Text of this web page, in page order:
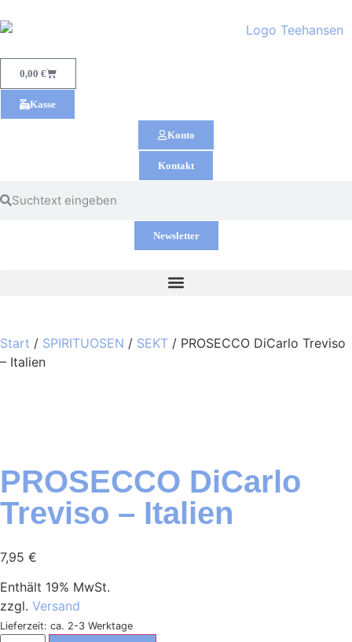
0,00 €
Kasse
Konto
Kontakt
Newsletter
Start / SPIRITUOSEN / SEKT / PROSECCO DiCarlo Treviso
– Italien
PROSECCO DiCarlo
Treviso – Italien
7,95 €
Enthält 19% MwSt.
zzgl. Versand
Lieferzeit: ca. 2-3 Werktage